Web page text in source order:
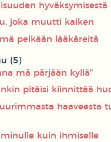
hyväksymisestä
joka muutti kaiken
pelkään lääkäreitä
(5)
mä pärjään kyllä"
pitäisi kiinnittää
haaveesta
minulle kuin ihmiselle